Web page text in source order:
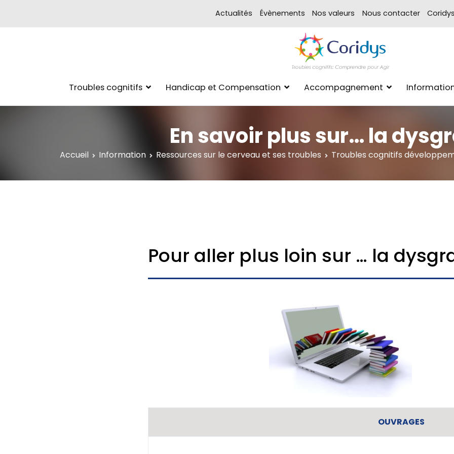
Actualités Évènements Nos valeurs Nous contacter
xpertise
Troubles cognitifs Handicap et Compensation Accompagnement
En savoir plus sur… la
Accueil Information Ressources sur le cerveau et ses troubles Troubles cognitifs
Pour aller plus loin sur … la
OUVRAGES